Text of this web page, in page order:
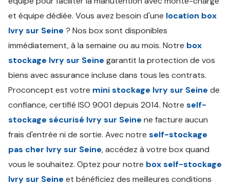
et équipe dédiée. Vous avez besoin d'une location box
Ivry sur Seine ? Nos box sont disponibles
immédiatement, à la semaine ou au mois. Notre box
stockage Ivry sur Seine garantit la protection de vos
biens avec assurance incluse dans tous les contrats.
Proconcept est votre mini stockage Ivry sur Seine de
confiance, certifié ISO 9001 depuis 2014. Notre self-
stockage sécurisé Ivry sur Seine ne facture aucun
frais d'entrée ni de sortie. Avec notre self-stockage
pas cher Ivry sur Seine, accédez à votre box quand
vous le souhaitez. Optez pour notre box self-stockage
Ivry sur Seine et bénéficiez des meilleures conditions